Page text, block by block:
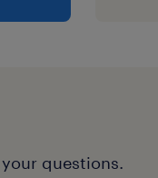
questions.